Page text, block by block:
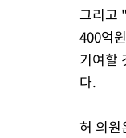
그리고
400억
기여할
다.
허 의